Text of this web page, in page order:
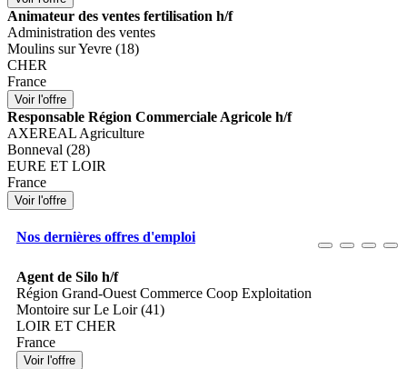
Animateur des ventes fertilisation h/f
Administration des ventes
Moulins sur Yevre (18)
CHER
France
Responsable Région Commerciale Agricole h/f
AXEREAL Agriculture
Bonneval (28)
EURE ET LOIR
France
Nos dernières offres d'emploi
Agent de Silo h/f
Région Grand-Ouest Commerce Coop Exploitation
Montoire sur Le Loir (41)
LOIR ET CHER
France